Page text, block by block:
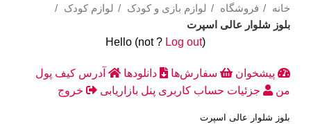
خانه فروشگاه لوازم بازی و کودک
لوازم کودک
بلوز شلوار عالی اسپرت
Hello (not? Log out)
پیشخوان سفارش‌ها دانلودها آدرس کیف پول
من
جزئیات حساب کاربری پنل بازاریابی خروج
بلوز شلوار عالی اسپرت